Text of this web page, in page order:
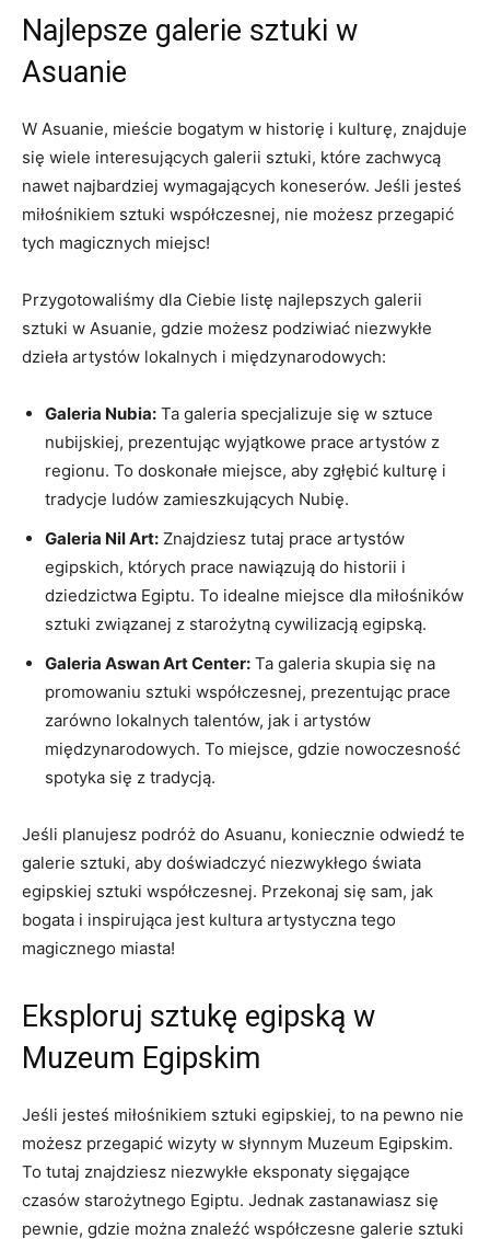
Najlepsze⁢ galerie sztuki⁢ w
Asuanie
W Asuanie, mieście bogatym w historię i kulturę, znajduje
się wiele interesujących galerii sztuki, które zachwycą
nawet najbardziej​ wymagających‌ koneserów. Jeśli jesteś
miłośnikiem sztuki współczesnej, ‌nie możesz przegapić
tych magicznych miejsc!
Przygotowaliśmy dla​ Ciebie listę najlepszych galerii
sztuki w Asuanie, gdzie‍ możesz ‍podziwiać‍ niezwykłe
dzieła ‍artystów ‍lokalnych i międzynarodowych:
Galeria Nubia: Ta galeria specjalizuje się w sztuce‌
nubijskiej, prezentując wyjątkowe prace​ artystów z
regionu. To doskonałe miejsce, aby zgłębić⁢ kulturę i
tradycje ​ludów zamieszkujących ‌Nubię.
Galeria Nil Art: Znajdziesz tutaj prace artystów⁣
egipskich, których‌ prace nawiązują do historii i⁤
dziedzictwa Egiptu. To idealne‍ miejsce dla⁢ miłośników
sztuki ‍związanej z‍ starożytną cywilizacją egipską.
Galeria Aswan Art Center: Ta galeria skupia się⁣ na
promowaniu sztuki​ współczesnej, prezentując prace
zarówno lokalnych talentów, jak i artystów
międzynarodowych. To miejsce, gdzie nowoczesność
spotyka się z ⁣tradycją.
Jeśli planujesz podróż do Asuanu, koniecznie odwiedź te
galerie sztuki, aby doświadczyć niezwykłego świata
egipskiej sztuki ‌współczesnej. Przekonaj się sam, jak
⁤bogata i inspirująca jest kultura artystyczna tego⁣
magicznego miasta!
Eksploruj sztukę egipską w
Muzeum Egipskim
Jeśli jesteś miłośnikiem sztuki egipskiej, to na pewno⁤ nie
‌możesz przegapić wizyty w słynnym​ Muzeum Egipskim.
To tutaj znajdziesz niezwykłe eksponaty sięgające
czasów starożytnego Egiptu. Jednak zastanawiasz się
pewnie, gdzie można znaleźć współczesne galerie sztuki